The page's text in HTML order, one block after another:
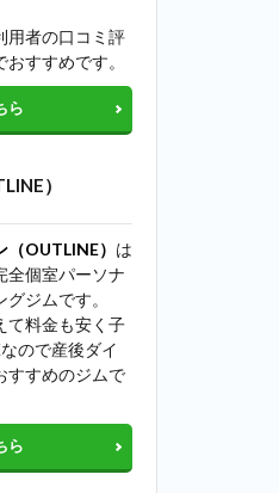
用者の口コミ評
すすめです。
ら
）
OUTLINE） は
全個室パーソナ
ジムです。
て料金も安く子
ので産後ダイ
すすめのジムで
ら